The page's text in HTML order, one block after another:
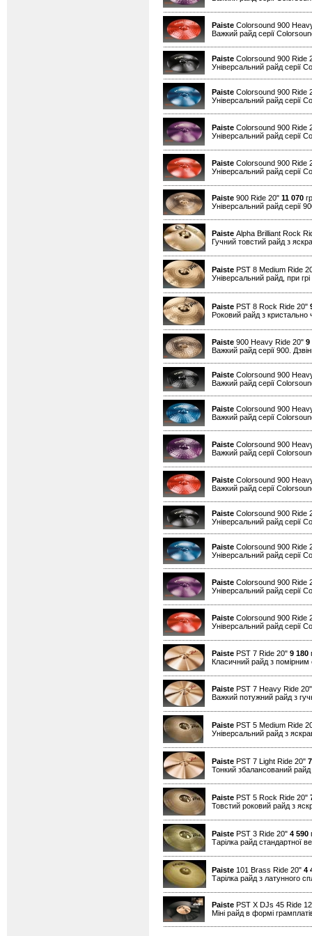
Paiste Colorsound 900
Важкий райд серії
Paiste Colorsound 900 Ride
Універсальний райд серії
Paiste Colorsound 900 Ride
Універсальний райд серії
Paiste Colorsound 900 Ride
Універсальний райд серії
Paiste Colorsound 900 Ride
Універсальний райд серії
Paiste 900 Ride 20" 11 070
Універсальний райд серії
Paiste Alpha Brilliant Rock
Гучний товстий райд з
Paiste PST 8 Medium Ride
Універсальний райд, при
Paiste PST 8 Rock Ride 20"
Роковий райд з
Paiste 900 Heavy Ride 20" 9
Важкий райд серії 900.
Paiste Colorsound 900
Важкий райд серії
Paiste Colorsound 900
Важкий райд серії
Paiste Colorsound 900
Важкий райд серії
Paiste Colorsound 900
Важкий райд серії
Paiste Colorsound 900 Ride
Універсальний райд серії
Paiste Colorsound 900 Ride
Універсальний райд серії
Paiste Colorsound 900 Ride
Універсальний райд серії
Paiste Colorsound 900 Ride
Універсальний райд серії
Paiste PST 7 Ride 20" 9 180
Класичний райд з
Paiste PST 7 Heavy Ride
Важкий потужний райд з
Paiste PST 5 Medium Ride
Універсальний райд з
Paiste PST 7 Light Ride 20"
Тонкий збалансований
Paiste PST 5 Rock Ride 20"
Товстий роковий райд з
Paiste PST 3 Ride 20" 4 590
Тарілка райд стандартної
Paiste 101 Brass Ride 20" 4
Тарілка райд з латунного
Paiste PST X DJs 45 Ride
Міні райд в формі